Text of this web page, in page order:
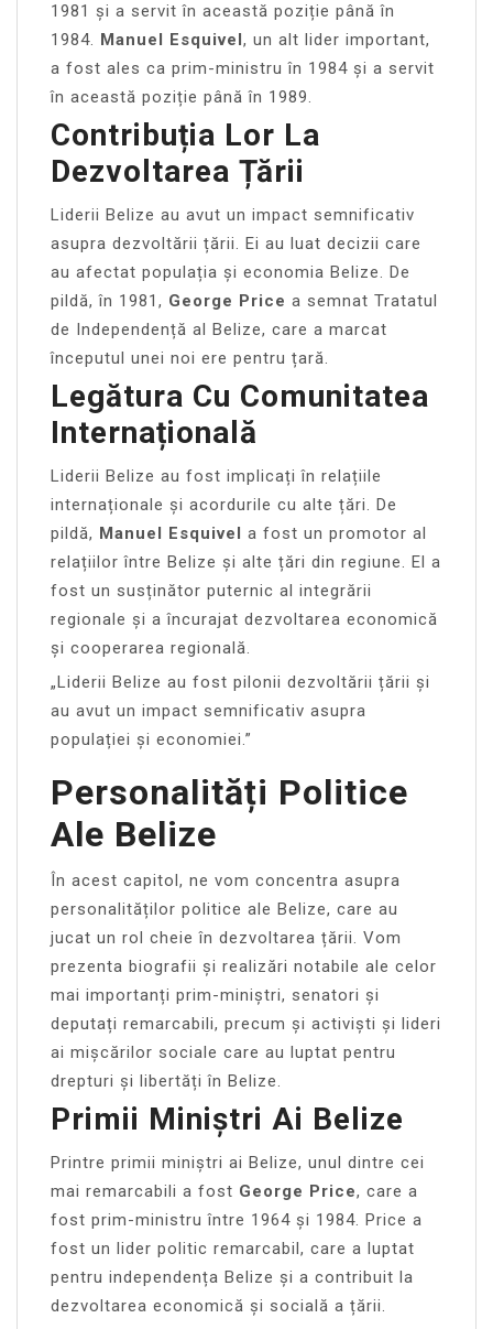
1981 și a servit în această poziție până în
1984. Manuel Esquivel , un alt lider important,
a fost ales ca prim-ministru în 1984 și a servit
în această poziție până în 1989.
Contribuția Lor La
Dezvoltarea Țării
Liderii Belize au avut un impact semnificativ
asupra dezvoltării țării. Ei au luat decizii care
au afectat populația și economia Belize. De
pildă, în 1981, George Price a semnat Tratatul
de Independență al Belize, care a marcat
începutul unei noi ere pentru țară.
Legătura Cu Comunitatea
Internațională
Liderii Belize au fost implicați în relațiile
internaționale și acordurile cu alte țări. De
pildă, Manuel Esquivel
a fost un promotor al
relațiilor între Belize și alte țări din regiune. El a
fost un susținător puternic al integrării
regionale și a încurajat dezvoltarea economică
și cooperarea regională.
„Liderii Belize au fost pilonii dezvoltării țării și
au avut un impact semnificativ asupra
populației și economiei.”
Personalități Politice
Ale Belize
În acest capitol, ne vom concentra asupra
personalităților politice ale Belize, care au
jucat un rol cheie în dezvoltarea țării. Vom
prezenta biografii și realizări notabile ale celor
mai importanți prim-miniștri, senatori și
deputați remarcabili, precum și activiști și lideri
ai mișcărilor sociale care au luptat pentru
drepturi și libertăți în Belize.
Primii Miniștri Ai Belize
Printre primii miniștri ai Belize, unul dintre cei
mai remarcabili a fost George Price, care a
fost prim-ministru între 1964 și 1984. Price a
fost un lider politic remarcabil, care a luptat
pentru independența Belize și a contribuit la
dezvoltarea economică și socială a țării.